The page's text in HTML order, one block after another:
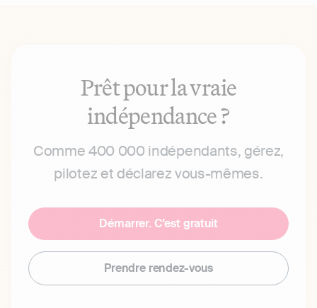
Prêt pour la vraie
indépendance ?
Comme 400 000 indépendants, gérez,
pilotez et déclarez vous-mêmes.
Démarrer. C'est gratuit
Prendre rendez-vous